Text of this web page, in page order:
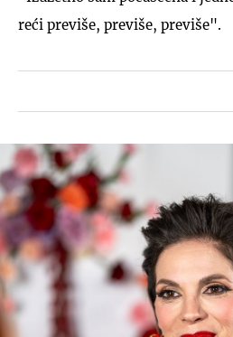
reći previše, previše, previše".